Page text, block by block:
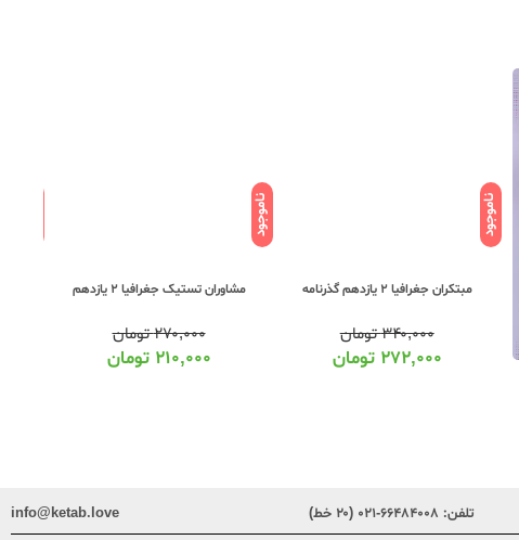
ناموجود ناموجود
مشاوران تستیک جغرافیا 2 یازدهم
۲۷۰,۰۰۰تومان
۲۱۰,۰۰۰ تومان
تلفن: ۶۶۴۸۴۰۰۸-۰۲۱ (۲۰ خط) info@ketab.love